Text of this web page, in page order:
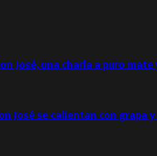
José, una charla a puro
José se calientan con grapa